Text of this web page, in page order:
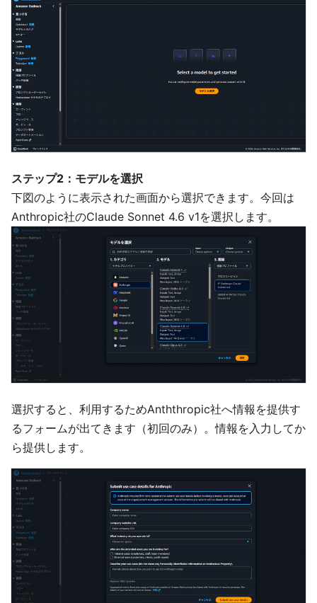
ステップ2：モデルを選択
下図のように表示された画面から選択できます。今回は
Anthropic社のClaude Sonnet 4.6 v1を選択します。
選択すると、利用するためAnththropic社へ情報を提供す
るフォームが出てきます（初回のみ）。情報を入力してか
ら提供します。